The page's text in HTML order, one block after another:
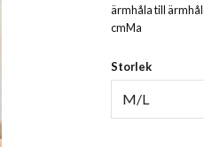
ärmhåla till
cmMa
Storlek
M/L